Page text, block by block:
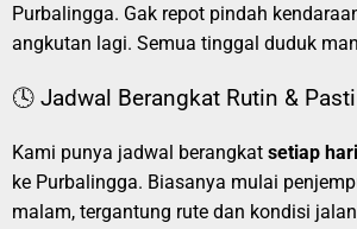
Purbalingga. Gak repot pindah
angkutan lagi. Semua tinggal duduk
🕓 Jadwal Berangkat Rutin & Pasti
Kami punya jadwal berangkat setiap hari
ke Purbalingga. Biasanya mulai
malam, tergantung rute dan kondisi